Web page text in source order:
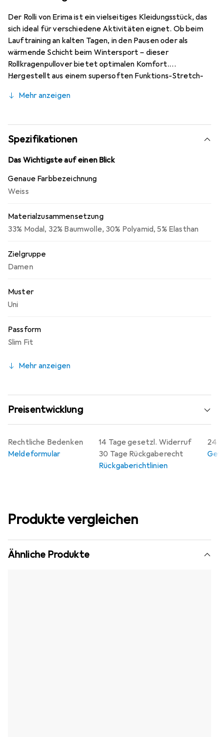
Der Rolli von Erima ist ein vielseitiges Kleidungsstück, das
sich ideal für verschiedene Aktivitäten eignet. Ob beim
Lauftraining an kalten Tagen, in den Pausen oder als
wärmende Schicht beim Wintersport – dieser
Rollkragenpullover bietet optimalen Komfort.
Hergestellt aus einem supersoften Funktions-Stretch-
hervorragendes Feuchtigkeitsmanagement. Der
den Tragekomfort zusätzlich. Der feminine Schnitt und
die hochwertige Materialzusammensetzung machen
diesen Rolli zu einer ausgezeichneten Wahl für aktive
Menschen, die Wert auf Funktionalität und Stil legen.
Mehr anzeigen
Spezifikationen
Das Wichtigste auf einen Blick
Genaue Farbbezeichnung
Weiss
Materialzusammensetzung
33% Modal, 32% Baumwolle, 30% Polyamid, 5% Elasthan
Zielgruppe
Damen
Muster
Uni
Passform
Slim Fit
Mehr anzeigen
Preisentwicklung
14 Tage gesetzl. Widerruf
30 Tage Rückgaberecht
Rückgaberichtlinien
24
Rechtliche Bedenken
Meldeformular
Produkte vergleichen
Ähnliche Produkte